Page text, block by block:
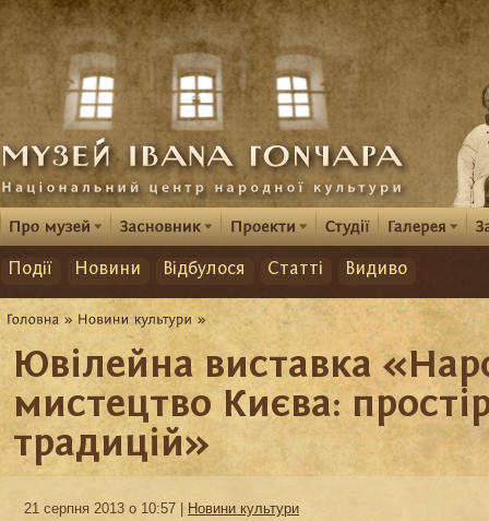
Події Новини Відбулося Статті Видиво
Ювілейна виставка
мистецтво Києва:
традицій»
21 серпня 2013 о 10:57 | Новини культури